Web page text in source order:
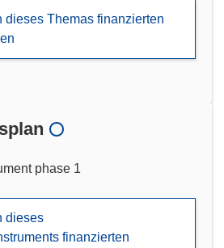
dieses Themas finanzierten
phase 1
dieses
finanzierten